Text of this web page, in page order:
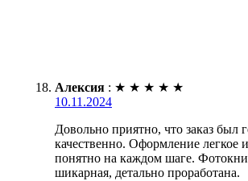
Алексия : ★ ★ ★ ★ ★
10.11.2024
Довольно приятно, что заказ был
качественно. Оформление легкое
понятно на каждом шаге.
шикарная, детально проработана.